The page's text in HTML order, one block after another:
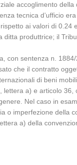
accoglimento
tecnica d’ufficio
ai valori di 0.24
produttrice; il
con sentenza n.
che il contratto
di beni
lettera a) e articolo
Nel caso in
o imperfezione della
a) della